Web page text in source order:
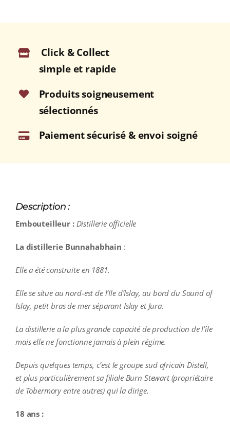
Click & Collect
simple et rapide
Produits soigneusement
sélectionnés
Paiement sécurisé & envoi soigné
Description :
Embouteilleur : Distillerie officielle
La distillerie Bunnahabhain :
Elle a été construite en 1881.
Elle se situe au nord-est de l’Ile d’Islay, au bord du Sound of
Islay, petit bras de mer séparant Islay et Jura.
La distillerie a la plus grande capacité de production de l’île
mais elle ne fonctionne jamais à plein régime.
Depuis quelques temps, c’est le groupe sud africain Distell,
et plus particulièrement sa filiale Burn Stewart (propriétaire
de Tobermory entre autres) qui la dirige.
18 ans :